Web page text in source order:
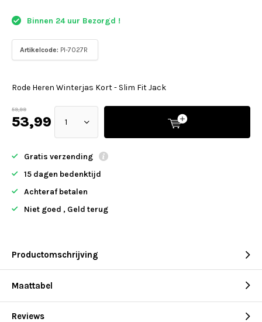
Binnen 24 uur Bezorgd !
Artikelcode: PI-7027R
Rode Heren Winterjas Kort - Slim Fit Jack
59,99
53,99
Gratis verzending
15 dagen bedenktijd
Achteraf betalen
Niet goed , Geld terug
Productomschrijving
Maattabel
Reviews